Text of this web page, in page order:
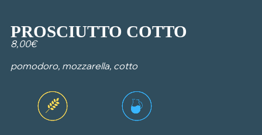
PROSCIUTTO COTTO
8,00€
pomodoro, mozzarella, cotto